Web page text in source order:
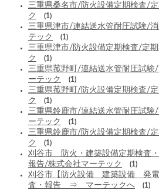
三重県桑名市/防火設備定期検査/
ク
(1)
三重県津市/連結送水管耐圧試験/
テック
(1)
三重県津市/防火設備定期検査/定
ク
(1)
三重県菰野町/連結送水管耐圧試
ーテック
(1)
三重県菰野町/防火設備定期検査/
ク
(1)
三重県鈴鹿市/連結送水管耐圧試
ーテック
(1)
三重県鈴鹿市/防火設備定期検査/
ク
(1)
刈谷市 防火・建築設備定期検査
報告/株式会社マーテック
(1)
刈谷市【防火設備 建築設備 発電
査・報告 ⇒ マーテックへ
(1)